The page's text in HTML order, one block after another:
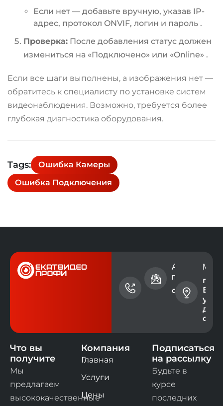
Если нет — добавьте вручную, указав IP-
адрес, протокол ONVIF, логин и пароль .
Проверка: После добавления статус должен
измениться на «Подключено» или «Online» .
Если все шаги выполнены, а изображения нет —
обратитесь к специалисту по установке систем
видеонаблюдения. Возможно, требуется более
глубокая диагностика оборудования.
Tags:
Ошибка Камеры
Ошибка Подключения
телефона
+7 (343)
Адрес
почты
г.
ул.
дом
Что вы
получите
Мы
предлагаем
высококачественные
Компания
Главная
Услуги
Цены
Подписаться
на рассылку
Будьте в
курсе
последних